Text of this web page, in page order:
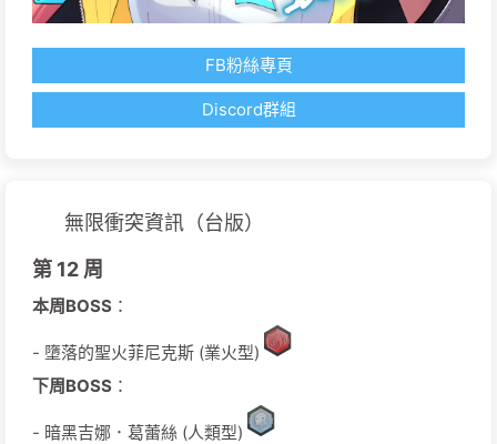
FB粉絲專頁
Discord群組
無限衝突資訊（台版）
第 12 周
本周BOSS ：
- 墮落的聖火菲尼克斯 (業火型)
下周BOSS ：
- 暗黑吉娜．葛蕾絲 (人類型)